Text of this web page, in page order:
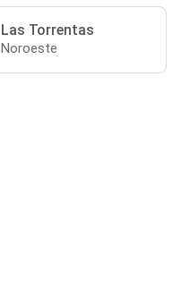
Las Torrentas
Noroeste